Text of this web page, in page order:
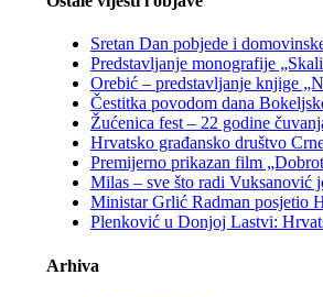
Sretan Dan pobjede i
Predstavljanje monografije
Orebić – predstavljanje knjige
Čestitka povodom dana
Žućenica fest – 22 godine
Hrvatsko građansko društvo
Premijerno prikazan film
Milas – sve što radi Vuksanović
Ministar Grlić Radman posjetio
Plenković u Donjoj Lastvi:
Arhiva